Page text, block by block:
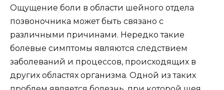
Ощущение боли в области шейного отдела
позвоночника может быть связано с
различными причинами. Нередко такие
болевые симптомы являются следствием
заболеваний и процессов, происходящих в
других областях организма. Одной из таких